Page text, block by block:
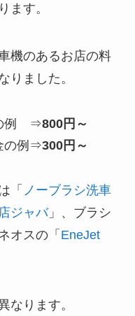
ます。
機のあるお店の料
りました。
の例 ⇒800円～
の例⇒300円～
「 ノーブラシ洗車
ジャバ」、ブラシ
オスの「 EneJet
なります。